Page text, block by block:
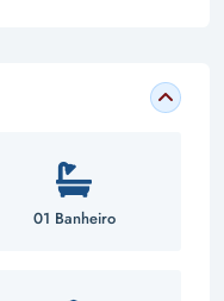
01 Banheiro